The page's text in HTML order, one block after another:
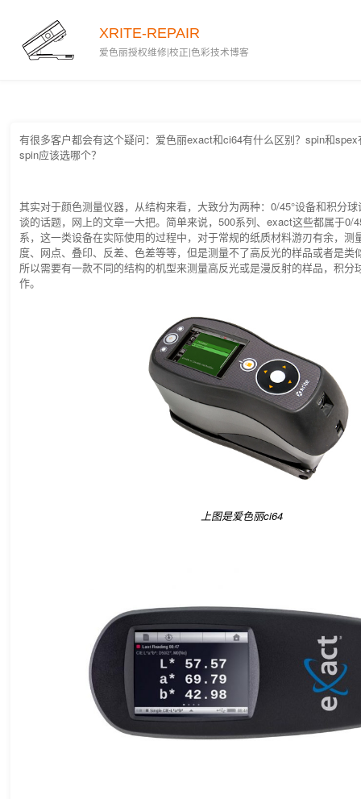
XRITE-REPAIR
爱色丽授权维修|校正|色彩技术博客
有很多客户都会有这个疑问：爱色丽exact和ci64有什么区别？spin和
spin应该选哪个？
其实对于颜色测量仪器，从结构来看，大致分为两种：0/45°设备和积分
谈的话题，网上的文章一大把。简单来说，500系列、exact这些都属于0/
系，这一类设备在实际使用的过程中，对于常规的纸质材料游刃有余，测
度、网点、叠印、反差、色差等等，但是测量不了高反光的样品或者是类
所以需要有一款不同的结构的机型来测量高反光或是漫反射的样品，积分
作。
上图是爱色丽ci64